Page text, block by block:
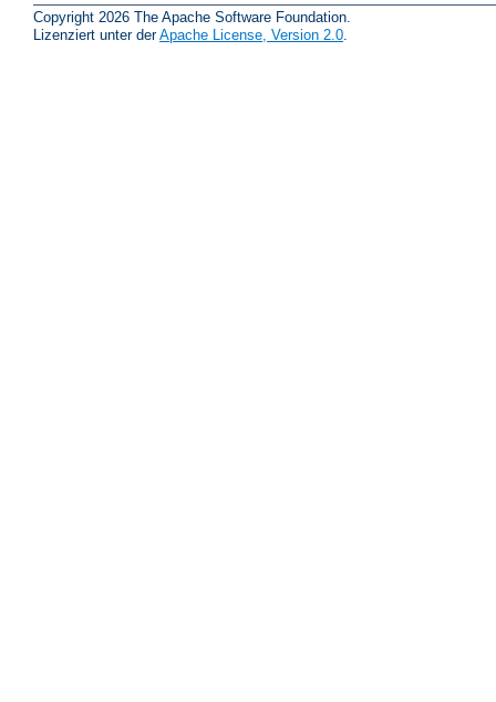
Copyright 2026 The Apache Software Foundation.
Lizenziert unter derApache License, Version 2.0